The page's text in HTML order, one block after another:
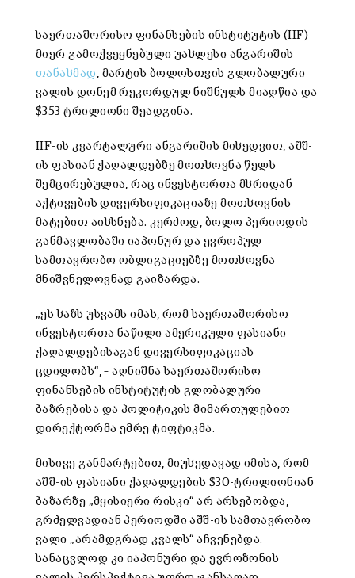
საერთაშორისო ფინანსების ინსტიტუტის (IIF)
მიერ გამოქვეყნებული უახლესი ანგარიშის
თანახმად , მარტის ბოლოსთვის გლობალური
ვალის დონემ რეკორდულ ნიშნულს მიაღწია და
$353 ტრილიონი შეადგინა.
IIF-ის კვარტალური ანგარიშის მიხედვით, აშშ-
ის ფასიან ქაღალდებზე მოთხოვნა წელს
შემცირებულია, რაც ინვესტორთა მხრიდან
აქტივების დივერსიფიკაციაზე მოთხოვნის
მატებით აიხსნება. კერძოდ, ბოლო პერიოდის
განმავლობაში იაპონურ და ევროპულ
სამთავრობო ობლიგაციებზე მოთხოვნა
მნიშვნელოვნად გაიზარდა.
„ეს ხაზს უსვამს იმას, რომ საერთაშორისო
ინვესტორთა ნაწილი ამერიკული ფასიანი
ქაღალდებისაგან დივერსიფიკაციას
ცდილობს“, – აღნიშნა საერთაშორისო
ფინანსების ინსტიტუტის გლობალური
ბაზრებისა და პოლიტიკის მიმართულებით
დირექტორმა ემრე ტიფტიკმა.
მისივე განმარტებით, მიუხედავად იმისა, რომ
აშშ-ის ფასიანი ქაღალდების $30-ტრილიონიან
ბაზარზე „მყისიერი რისკი“ არ არსებობდა,
გრძელვადიან პერიოდში აშშ-ის სამთავრობო
ვალი „არამდგრად კვალს“ აჩვენებდა.
სანაცვლოდ კი იაპონური და ევროზონის